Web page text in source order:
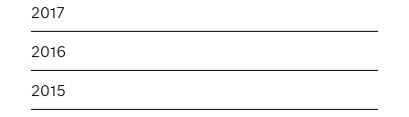
2017
2016
2015